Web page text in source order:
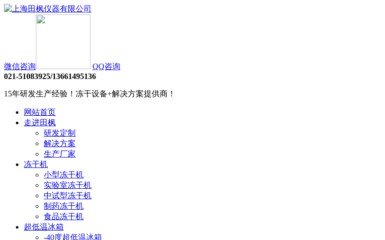
微信咨询
QQ咨询
021-51083925/13661495136
15年研发生产经验！冻干设备+解决方案提供商！
网站首页
走进田枫
研发定制
解决方案
生产厂家
冻干机
小型冻干机
实验室冻干机
中试型冻干机
制药冻干机
食品冻干机
超低温冰箱
-40度超低温冰箱